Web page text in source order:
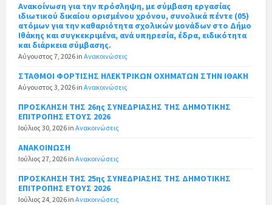
Ανακοίνωση για την πρόσληψη, με σύμβαση εργασίας
ιδιωτικού δικαίου ορισμένου χρόνου, συνολικά πέντε (05)
ατόμων για την καθαριότητα σχολικών μονάδων στο Δήμο
Ιθάκης και συγκεκριμένα, ανά υπηρεσία, έδρα, ειδικότητα
και διάρκεια σύμβασης.
Αύγουστος 7, 2026 in Ανακοινώσεις
ΣΤΑΘΜΟΙ ΦΟΡΤΙΣΗΣ ΗΛΕΚΤΡΙΚΩΝ ΟΧΗΜΑΤΩΝ ΣΤΗΝ ΙΘΑΚΗ
Αύγουστος 3, 2026 in Ανακοινώσεις
ΠΡΟΣΚΛΗΣΗ ΤΗΣ 26ης ΣΥΝΕΔΡΙΑΣΗΣ ΤΗΣ ΔΗΜΟΤΙΚΗΣ
ΕΠΙΤΡΟΠΗΣ ΕΤΟΥΣ 2026
Ιούλιος 30, 2026 in Ανακοινώσεις
ΑΝΑΚΟΙΝΩΣΗ
Ιούλιος 27, 2026 in Ανακοινώσεις
ΠΡΟΣΚΛΗΣΗ ΤΗΣ 25ης ΣΥΝΕΔΡΙΑΣΗΣ ΤΗΣ ΔΗΜΟΤΙΚΗΣ
ΕΠΙΤΡΟΠΗΣ ΕΤΟΥΣ 2026
Ιούλιος 24, 2026 in Ανακοινώσεις